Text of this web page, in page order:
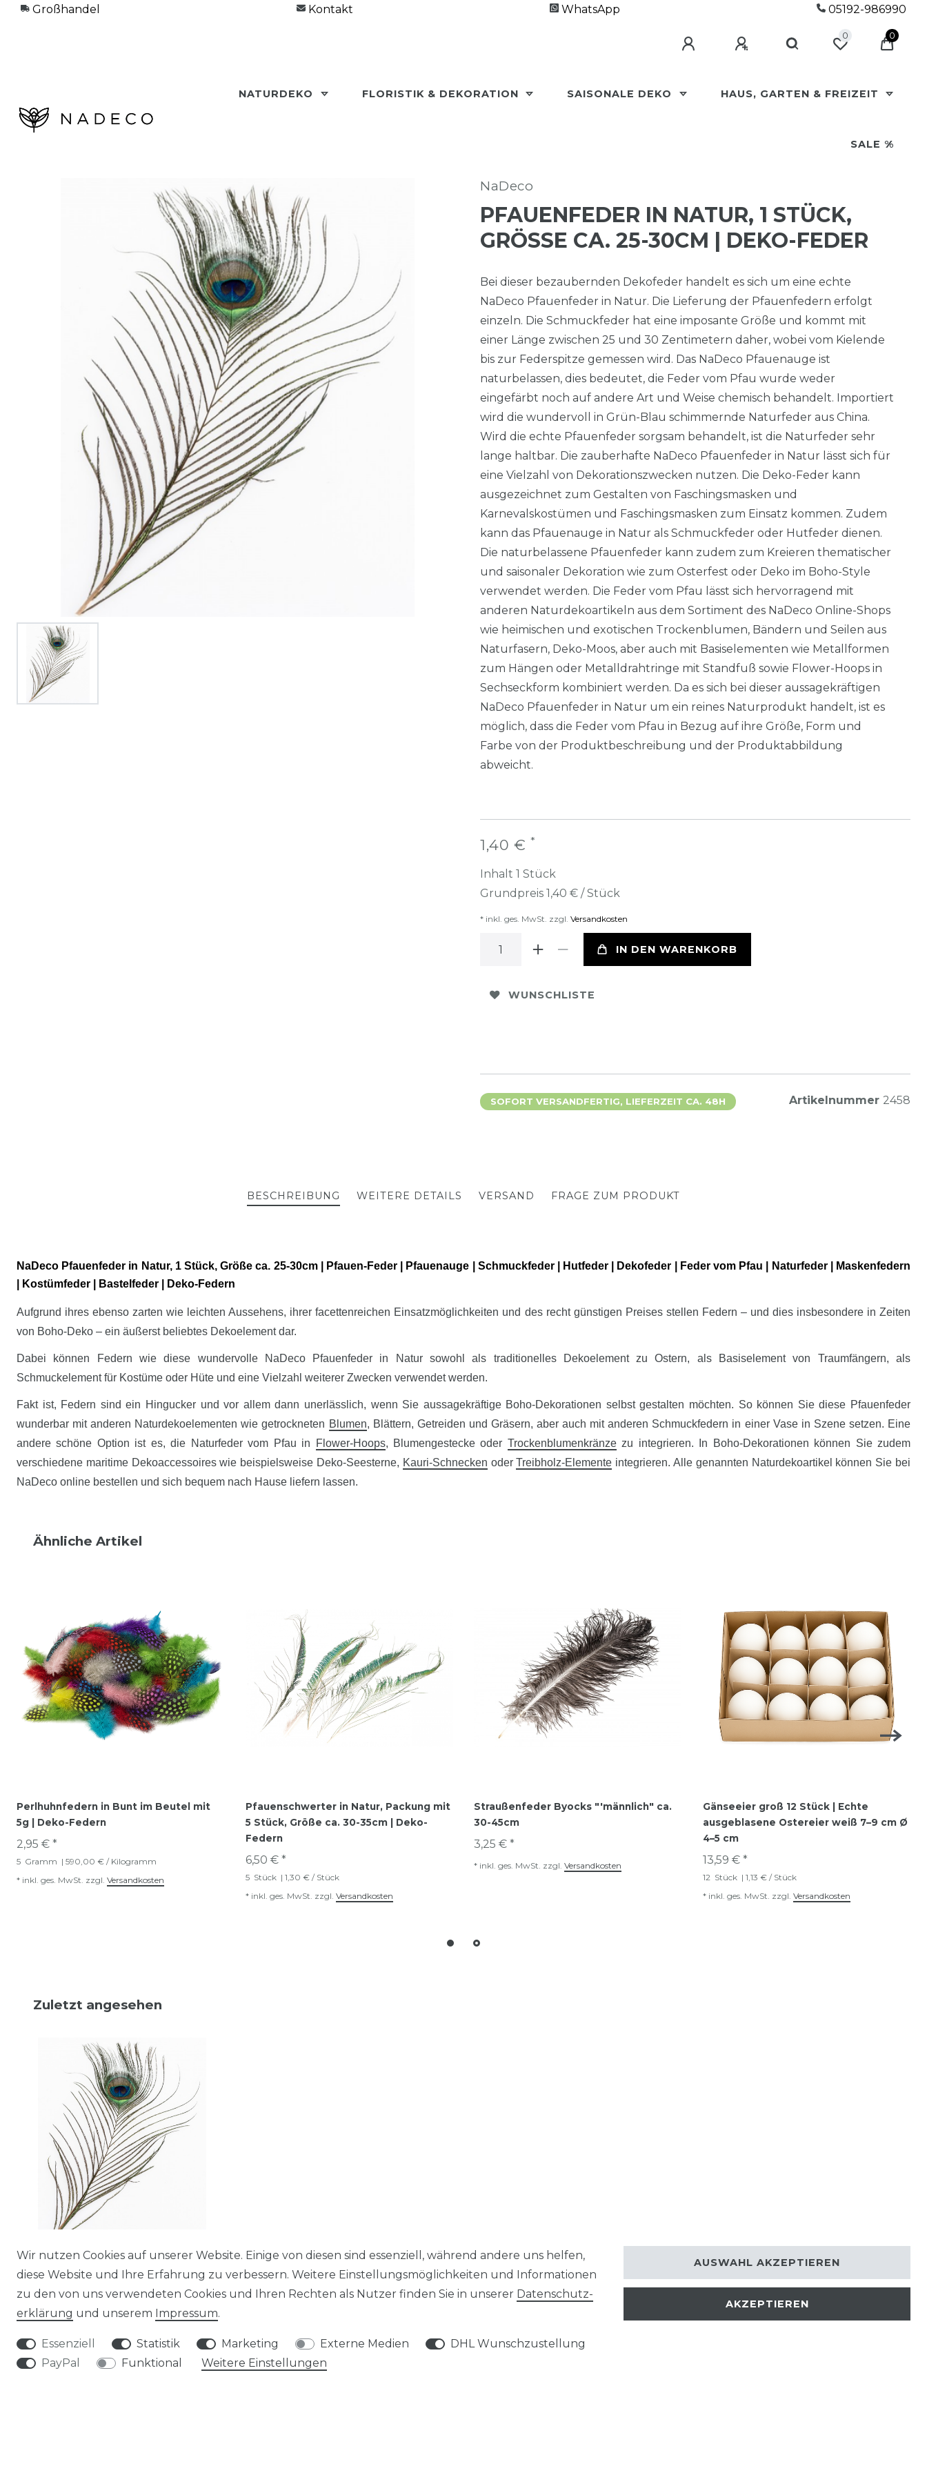
Großhandel Kontakt WhatsApp 05192-986990
0 0
NATURDEKO FLORISTIK & DEKORATION SAISONALE DEKO HAUS, GARTEN & FREIZEIT
SALE %
NaDeco
PFAUENFEDER IN NATUR, 1 STÜCK,
GRÖSSE CA. 25-30CM | DEKO-FEDER
Bei dieser bezaubernden Dekofeder handelt es sich um eine echte
NaDeco Pfauenfeder in Natur. Die Lieferung der Pfauenfedern erfolgt
einzeln. Die Schmuckfeder hat eine imposante Größe und kommt mit
einer Länge zwischen 25 und 30 Zentimetern daher, wobei vom Kielende
bis zur Federspitze gemessen wird. Das NaDeco Pfauenauge ist
naturbelassen, dies bedeutet, die Feder vom Pfau wurde weder
eingefärbt noch auf andere Art und Weise chemisch behandelt. Importiert
wird die wundervoll in Grün-Blau schimmernde Naturfeder aus China.
Wird die echte Pfauenfeder sorgsam behandelt, ist die Naturfeder sehr
lange haltbar. Die zauberhafte NaDeco Pfauenfeder in Natur lässt sich für
eine Vielzahl von Dekorationszwecken nutzen. Die Deko-Feder kann
ausgezeichnet zum Gestalten von Faschingsmasken und
Karnevalskostümen und Faschingsmasken zum Einsatz kommen. Zudem
kann das Pfauenauge in Natur als Schmuckfeder oder Hutfeder dienen.
Die naturbelassene Pfauenfeder kann zudem zum Kreieren thematischer
und saisonaler Dekoration wie zum Osterfest oder Deko im Boho-Style
verwendet werden. Die Feder vom Pfau lässt sich hervorragend mit
anderen Naturdekoartikeln aus dem Sortiment des NaDeco Online-Shops
wie heimischen und exotischen Trockenblumen, Bändern und Seilen aus
Naturfasern, Deko-Moos, aber auch mit Basiselementen wie Metallformen
zum Hängen oder Metalldrahtringe mit Standfuß sowie Flower-Hoops in
Sechseckform kombiniert werden. Da es sich bei dieser aussagekräftigen
NaDeco Pfauenfeder in Natur um ein reines Naturprodukt handelt, ist es
möglich, dass die Feder vom Pfau in Bezug auf ihre Größe, Form und
Farbe von der Produktbeschreibung und der Produktabbildung
abweicht.
1,40 € *
Inhalt 1 Stück
Grundpreis 1,40 € / Stück
* inkl. ges. MwSt. zzgl. Versandkosten
IN DEN WARENKORB
WUNSCHLISTE
SOFORT VERSANDFERTIG, LIEFERZEIT CA. 48H Artikelnummer 2458
BESCHREIBUNG WEITERE DETAILS VERSAND FRAGE ZUM PRODUKT
NaDeco Pfauenfeder in Natur, 1 Stück, Größe ca. 25-30cm | Pfauen-Feder | Pfauenauge | Schmuckfeder | Hutfeder | Dekofeder | Feder vom Pfau | Naturfeder | Maskenfedern
| Kostümfeder | Bastelfeder | Deko-Federn
Aufgrund ihres ebenso zarten wie leichten Aussehens, ihrer facettenreichen Einsatzmöglichkeiten und des recht günstigen Preises stellen Federn – und dies insbesondere in Zeiten
von Boho-Deko – ein äußerst beliebtes Dekoelement dar.
Dabei können Federn wie diese wundervolle NaDeco Pfauenfeder in Natur sowohl als traditionelles Dekoelement zu Ostern, als Basiselement von Traumfängern, als
Schmuckelement für Kostüme oder Hüte und eine Vielzahl weiterer Zwecken verwendet werden.
Fakt ist, Federn sind ein Hingucker und vor allem dann unerlässlich, wenn Sie aussagekräftige Boho-Dekorationen selbst gestalten möchten. So können Sie diese Pfauenfeder
wunderbar mit anderen Naturdekoelementen wie getrockneten Blumen, Blättern, Getreiden und Gräsern, aber auch mit anderen Schmuckfedern in einer Vase in Szene setzen. Eine
andere schöne Option ist es, die Naturfeder vom Pfau in
Flower-Hoops, Blumengestecke oder Trockenblumenkränzezu integrieren. In Boho-Dekorationen können Sie zudem
verschiedene maritime Dekoaccessoires wie beispielsweise Deko-Seesterne, Kauri-Schnecken oderTreibholz-Elemente integrieren. Alle genannten Naturdekoartikel können Sie bei
NaDeco online bestellen und sich bequem nach Hause liefern lassen.
Ähnliche Artikel
Perlhuhnfedern in Bunt im Beutel mit
5g | Deko-Federn
2,95 € *
5 Gramm | 590,00 € / Kilogramm
* inkl. ges. MwSt. zzgl. Versandkosten
Pfauenschwerter in Natur, Packung mit
5 Stück, Größe ca. 30-35cm | Deko-
Federn
6,50 € *
5 Stück | 1,30 € / Stück
* inkl. ges. MwSt. zzgl. Versandkosten
Straußenfeder Byocks "'männlich" ca.
30-45cm
3,25 € *
* inkl. ges. MwSt. zzgl. Versandkosten
Gänseeier groß 12 Stück | Echte
ausgeblasene Ostereier weiß 7–9 cm Ø
4–5 cm
13,59 € *
12 Stück | 1,13 € / Stück
* inkl. ges. MwSt. zzgl. Versandkosten
Zuletzt angesehen
Pfauenfeder in Natur, 1 Stück, Größe ca.
25-30cm | Deko-Feder
1,40 € *
Wir nutzen Cookies auf unserer Website. Einige von diesen sind essenziell, während andere uns helfen,
diese Website und Ihre Erfahrung zu verbessern. Weitere Einstellungsmöglichkeiten und Informationen
zu den von uns verwendeten Cookies und Ihren Rechten als Nutzer finden Sie in unserer Daten­schutz­
erklärung und unserem Impressum.
Essenziell Statistik Marketing Externe Medien
DHL Wunschzustellung
PayPal
Funktional Weitere Einstellungen
AKZEPTIEREN
AUSWAHL AKZEPTIEREN